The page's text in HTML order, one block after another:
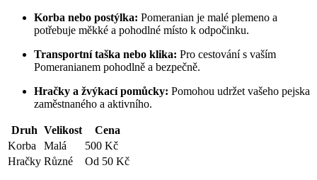
Korba nebo postýlka: Pomeranian je malé⁢ plemeno a
potřebuje měkké a pohodlné místo k odpočinku.
Transportní taška nebo ​klika: Pro ‌cestování s vaším‍
Pomeranianem pohodlně a bezpečně.
Hračky a žvýkací pomůcky: Pomohou ⁤udržet vašeho pejska
‍zaměstnaného⁣ a aktivního.
Druh Velikost
Cena
Korba
Malá
500‍ Kč
Hračky Různé Od 50 Kč